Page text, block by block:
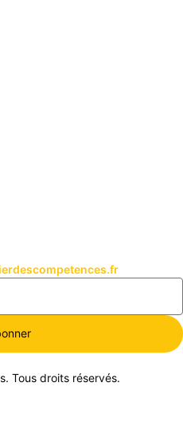
Tous droits réservés.